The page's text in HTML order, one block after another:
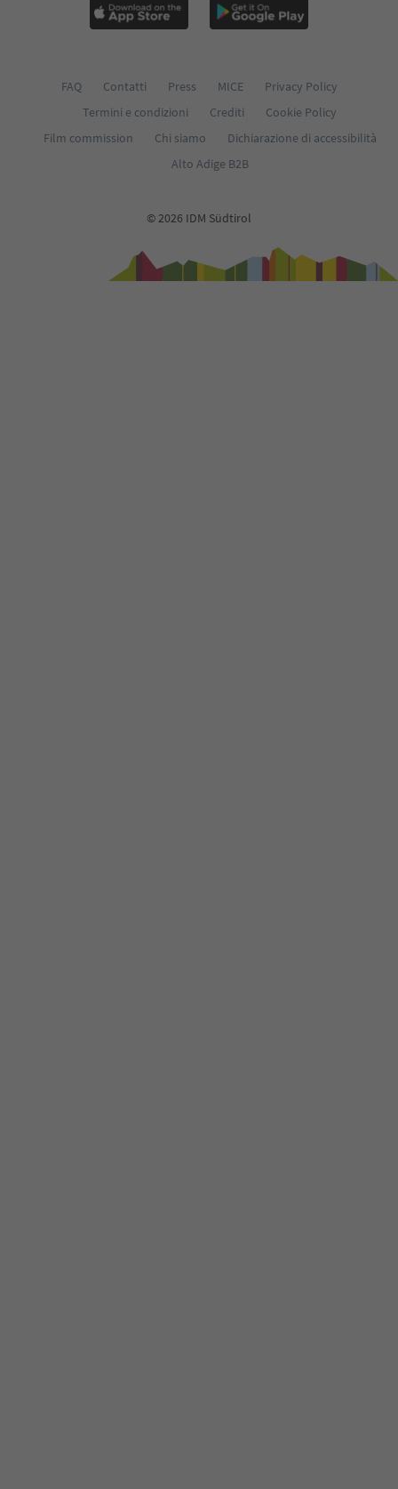
FAQ Contatti Press MICE
Privacy Policy
Termini e condizioni
Crediti
Cookie Policy
Film commission
Chi siamo
Dichiarazione di accessibilità
Alto Adige B2B
© 2026 IDM Südtirol